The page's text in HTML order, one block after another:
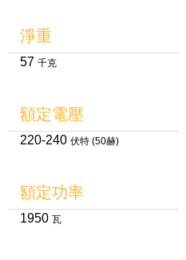
淨重
57 千克
額定電壓
220-240 伏特 (50赫)
額定功率
1950 瓦